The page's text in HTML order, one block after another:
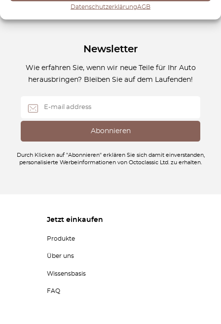
DatenschutzerklärungAGB
Newsletter
Wie erfahren Sie, wenn wir neue Teile für Ihr Auto
herausbringen? Bleiben Sie auf dem Laufenden!
Durch Klicken auf "Abonnieren" erklären Sie sich damit einverstanden,
personalisierte Werbeinformationen von Octoclassic Ltd. zu erhalten.
Jetzt einkaufen
Produkte
Über uns
Wissensbasis
FAQ